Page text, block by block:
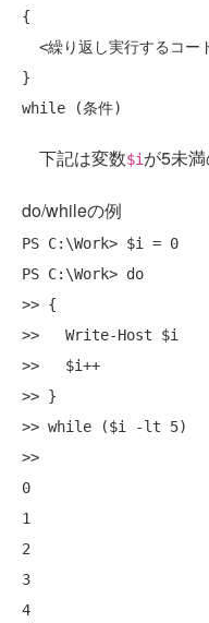
{
}
下記は変数$iが5未満
do/whileの例
PS C:\Work> $i = 0
PS C:\Work> do
>> {
>>   Write-Host $i
>>   $i++
>> }
>> while ($i -lt 5)
>>
0
1
2
3